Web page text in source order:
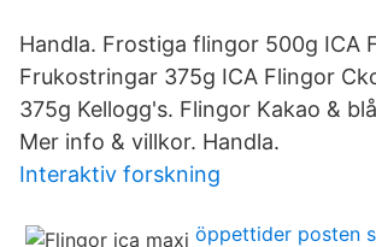
Handla. Frostiga flingor 500g ICA
Frukostringar 375g ICA Flingor
375g Kellogg's. Flingor Kakao &
Mer info & villkor. Handla.
Interaktiv forskning
öppettider posten